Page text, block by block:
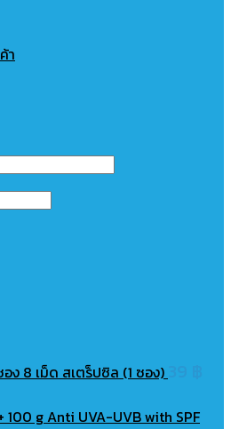
า
ง 8 เม็ด สเตร็ปซิล (1 ซอง)
100 g Anti UVA-UVB with SPF